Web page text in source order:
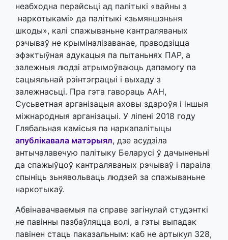
неабходна перайсьці ад палітыкі «вайны з
наркотыкамі» да палітыкі «зьмяншэньня
шкоды», калі спажываньне кантраляваных
рэчываў не крыміналізаванае, праводзіцца
эфэктыўная адукацыя па пытаньнях ПАР, а
залежныя людзі атрымоўваюць дапамогу па
сацыяльнай рэінтэграцыі і выхаду з
залежнасьці. Пра гэта гавораць ААН,
Сусьветная арганізацыя аховы здароўя і іншыя
міжнародныя арганізацыі. У ліпені 2018 году
Глябальная камісыя па наркапалітыцы
апублікавала матэрыял, дзе асудзіла
антычалавечую палітыку Беларусі ў дачыненьні
да спажыўцоў кантраляваных рэчываў і параіла
спыніць зьнявольваць людзей за спажываньне
наркотыкаў.
Абвінавачваемыя па справе загінулай студэнткі
не павінны пазбаўляцца волі, а гэты выпадак
павінен стаць паказальным: каб не артыкул 328,